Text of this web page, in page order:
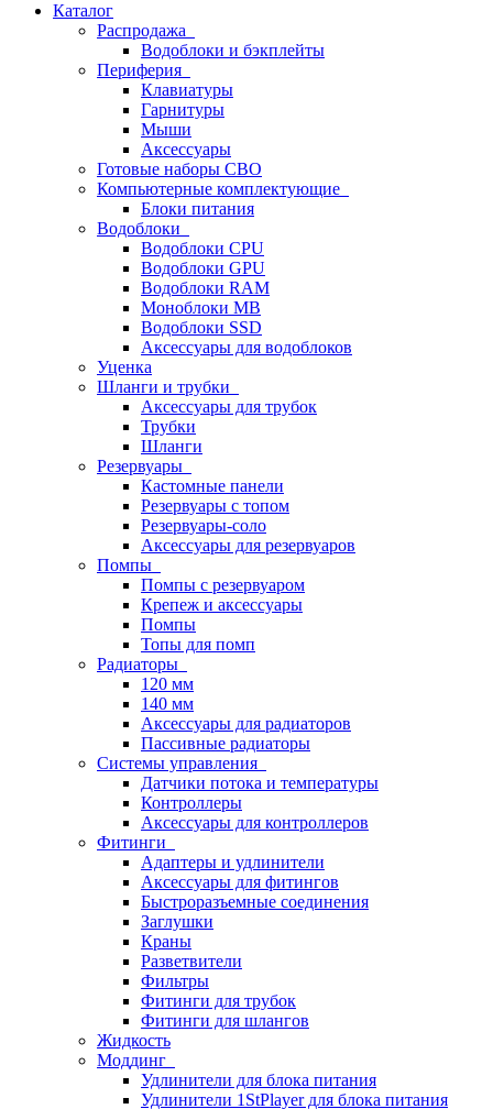
Каталог
Распродажа
Водоблоки и бэкплейты
Периферия
Клавиатуры
Гарнитуры
Мыши
Аксессуары
Готовые наборы СВО
Компьютерные комплектующие
Блоки питания
Водоблоки
Водоблоки CPU
Водоблоки GPU
Водоблоки RAM
Моноблоки MB
Водоблоки SSD
Аксессуары для водоблоков
Уценка
Шланги и трубки
Аксессуары для трубок
Трубки
Шланги
Резервуары
Кастомные панели
Резервуары с топом
Резервуары-соло
Аксессуары для резервуаров
Помпы
Помпы с резервуаром
Крепеж и аксессуары
Помпы
Топы для помп
Радиаторы
120 мм
140 мм
Аксессуары для радиаторов
Пассивные радиаторы
Системы управления
Датчики потока и температуры
Контроллеры
Аксессуары для контроллеров
Фитинги
Адаптеры и удлинители
Аксессуары для фитингов
Быстроразъемные соединения
Заглушки
Краны
Разветвители
Фильтры
Фитинги для трубок
Фитинги для шлангов
Жидкость
Моддинг
Удлинители для блока питания
Удлинители 1StPlayer для блока питания